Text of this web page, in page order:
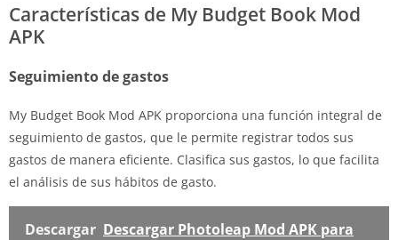
Características de My Budget Book Mod
APK
Seguimiento de gastos
My Budget Book Mod APK proporciona una función integral de
seguimiento de gastos, que le permite registrar todos sus
gastos de manera eficiente. Clasifica sus gastos, lo que facilita
el análisis de sus hábitos de gasto.
Descargar Descargar Photoleap Mod APK para